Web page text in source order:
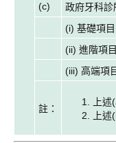
(c)
政府牙科診
(i) 基礎項目
(ii) 進階項目
(iii) 高端項
註：
上
上